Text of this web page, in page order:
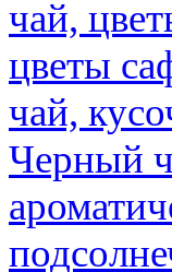
чай,
цветы
чай,
Черный